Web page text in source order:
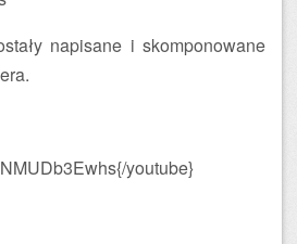
napisane i skomponowane
youtube}